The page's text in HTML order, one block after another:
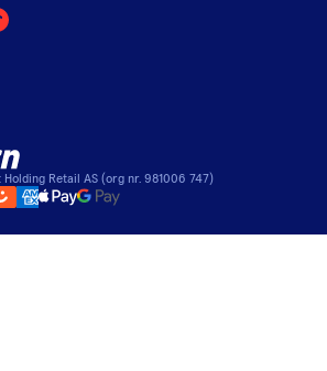
Holding Retail AS (org nr. 981006 747)